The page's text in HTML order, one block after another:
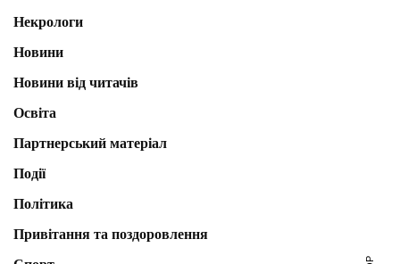
Некрологи
Новини
Новини від читачів
Освіта
Партнерський матеріал
Події
Політика
Привітання та поздоровлення